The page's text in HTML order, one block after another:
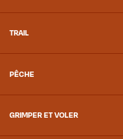
TRAIL
PÊCHE
GRIMPER ET VOLER
quand on part
?
sur
une randonnée